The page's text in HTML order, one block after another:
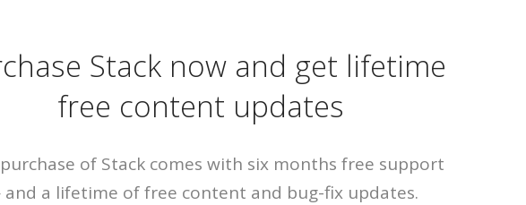
Stack now and get lifetime
free content updates
of Stack comes with six months free support
a lifetime of free content and bug-fix updates.